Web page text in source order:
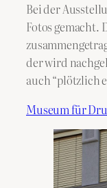
Bei der
Fotos gemacht.
der wird
auch “plötzlich
Museum für